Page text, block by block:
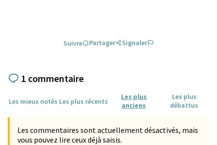
Suivre Partager Signaler
1 commentaire
Les mieux notés Les plus récents
Les plus
anciens
Les plus
débattus
Les commentaires sont actuellement désactivés, mais
vous pouvez lire ceux déjà saisis.